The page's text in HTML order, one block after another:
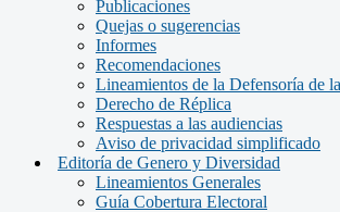
Publicaciones
Quejas o sugerencias
Informes
Recomendaciones
Lineamientos de la Defensoría de
Derecho de Réplica
Respuestas a las audiencias
Aviso de privacidad simplificado
Editoría de Genero y Diversidad
Lineamientos Generales
Guía Cobertura Electoral